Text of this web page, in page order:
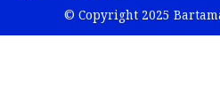
© Copyright 2025